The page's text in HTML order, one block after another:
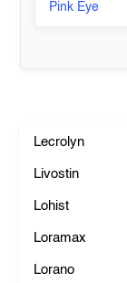
Pink Eye
Lecrolyn
Livostin
Lohist
Loramax
Lorano